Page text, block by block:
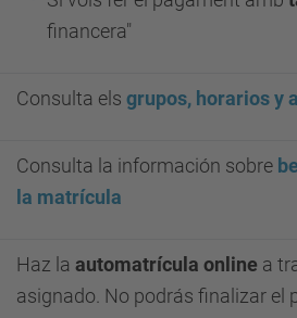
financera"
Consulta els grupos, horarios y
Consulta la información sobre
la matrícula
Haz la automatrícula online a
asignado. No podrás finalizar el